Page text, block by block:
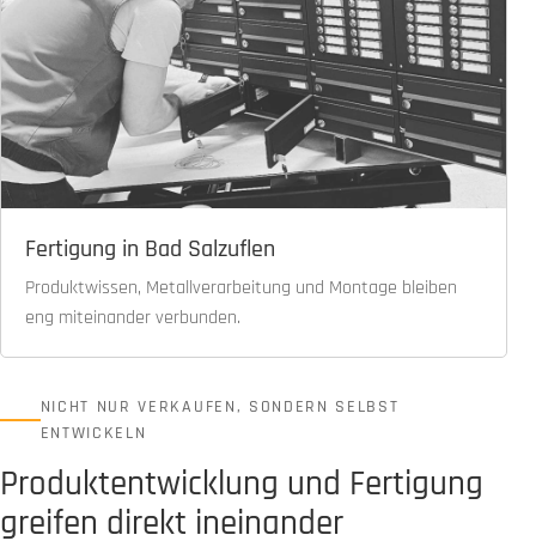
Fertigung in Bad Salzuflen
Produktwissen, Metallverarbeitung und Montage bleiben
eng miteinander verbunden.
NICHT NUR VERKAUFEN, SONDERN SELBST
ENTWICKELN
Produktentwicklung und Fertigung
greifen direkt ineinander